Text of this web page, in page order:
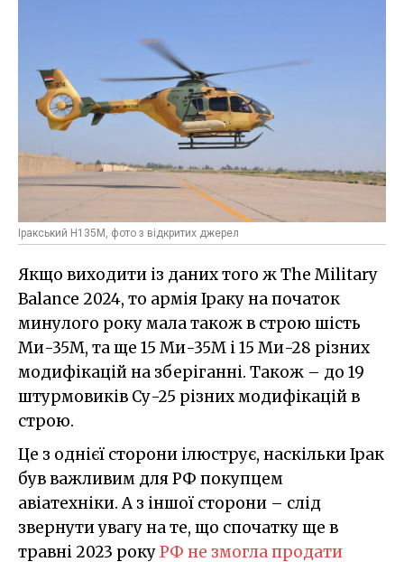
Іракський H135M, фото з відкритих джерел
Якщо виходити із даних того ж The Military
Balance 2024, то армія Іраку на початок
минулого року мала також в строю шість
Ми-35М, та ще 15 Ми-35М і 15 Ми-28 різних
модифікацій на зберіганні. Також – до 19
штурмовиків Су-25 різних модифікацій в
строю.
Це з однієї сторони ілюструє, наскільки Ірак
був важливим для РФ покупцем
авіатехніки. А з іншої сторони – слід
звернути увагу на те, що спочатку ще в
травні 2023 рокуРФ не змогла продати